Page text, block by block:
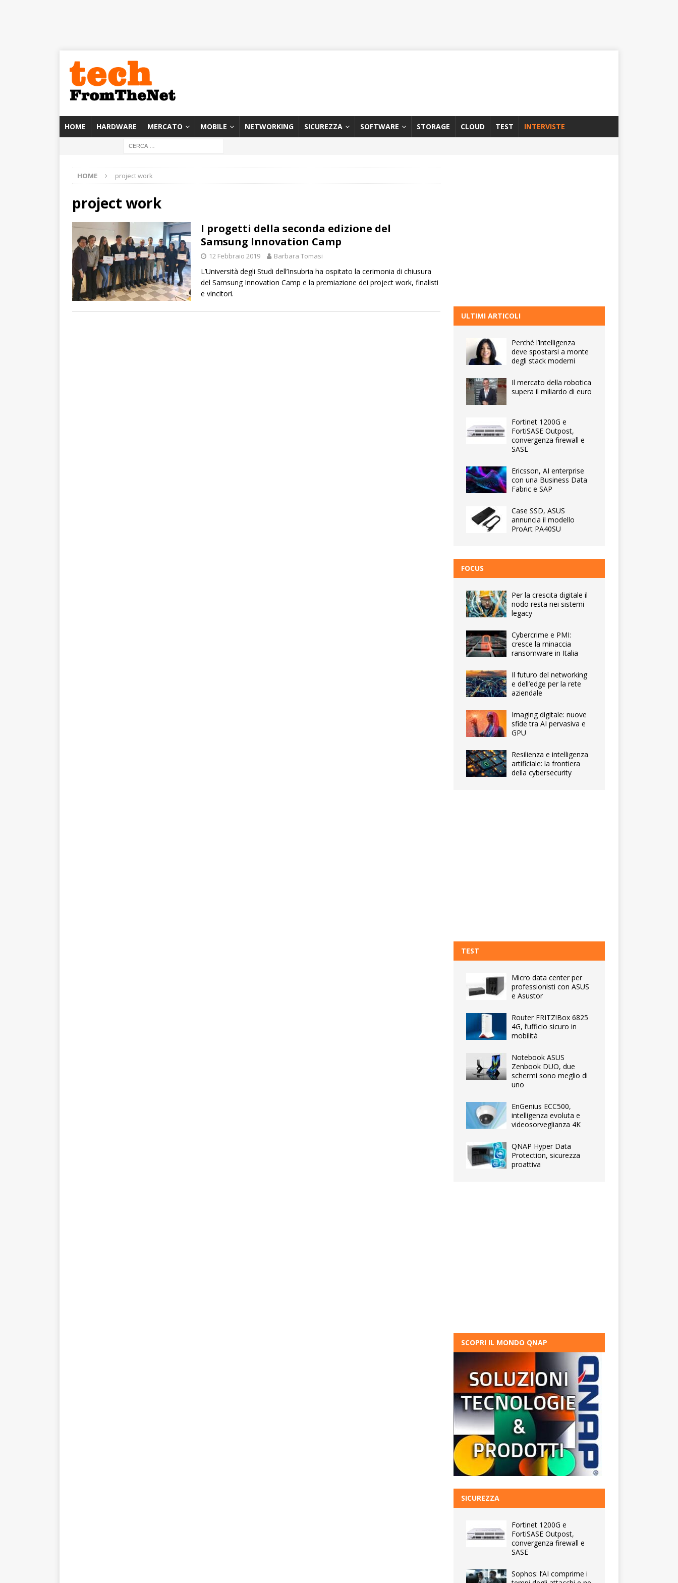
HOME HARDWARE MERCATO MOBILE NETWORKING SICUREZZA SOFTWARE STORAGE CLOUD TEST INTERVISTE
HOME project work
project work
I progetti della seconda edizione del
Samsung Innovation Camp
12 Febbraio 2019 Barbara Tomasi
L’Università degli Studi dell’Insubria ha ospitato la cerimonia di chiusura
del Samsung Innovation Camp e la premiazione dei project work, finalisti
e vincitori.
ULTIMI ARTICOLI
Perché l’intelligenza
deve spostarsi a monte
degli stack moderni
Il mercato della robotica
supera il miliardo di euro
Fortinet 1200G e
FortiSASE Outpost,
convergenza firewall e
SASE
Ericsson, AI enterprise
con una Business Data
Fabric e SAP
Case SSD, ASUS
annuncia il modello
ProArt PA40SU
FOCUS
Per la crescita digitale il
nodo resta nei sistemi
legacy
Cybercrime e PMI:
cresce la minaccia
ransomware in Italia
Il futuro del networking
e dell’edge per la rete
aziendale
Imaging digitale: nuove
sfide tra AI pervasiva e
GPU
Resilienza e intelligenza
artificiale: la frontiera
della cybersecurity
TEST
Micro data center per
professionisti con ASUS
e Asustor
Router FRITZ!Box 6825
4G, l’ufficio sicuro in
mobilità
Notebook ASUS
Zenbook DUO, due
schermi sono meglio di
uno
EnGenius ECC500,
intelligenza evoluta e
videosorveglianza 4K
QNAP Hyper Data
Protection, sicurezza
proattiva
SCOPRI IL MONDO QNAP
SICUREZZA
Fortinet 1200G e
FortiSASE Outpost,
convergenza firewall e
SASE
Sophos: l’AI comprime i